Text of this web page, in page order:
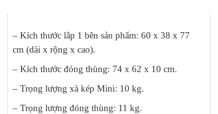
– Kích thước lắp 1 bên sản phẩm: 60 x 38 x 77
cm (dài x rộng x cao).
– Kích thước đóng thùng: 74 x 62 x 10 cm.
– Trọng lượng xà kép Mini: 10 kg.
– Trọng lượng đóng thùng: 11 kg.